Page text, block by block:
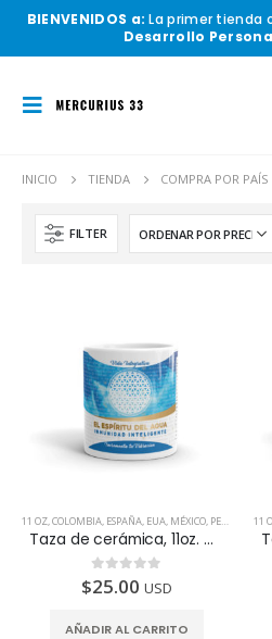
BIENVENIDOS a: La primer tienda
Desarrollo
INICIO TIENDA COMPRA POR PAÍS
FILTER
11 OZ,COLOMBIA, ESPAÑA, EUA, MÉXICO, PERÚ
Taza de cerámica, 11oz. Diseñada para fortalecer el Hígado
0de 5
$25.00 USD
AÑADIR AL CARRITO
11